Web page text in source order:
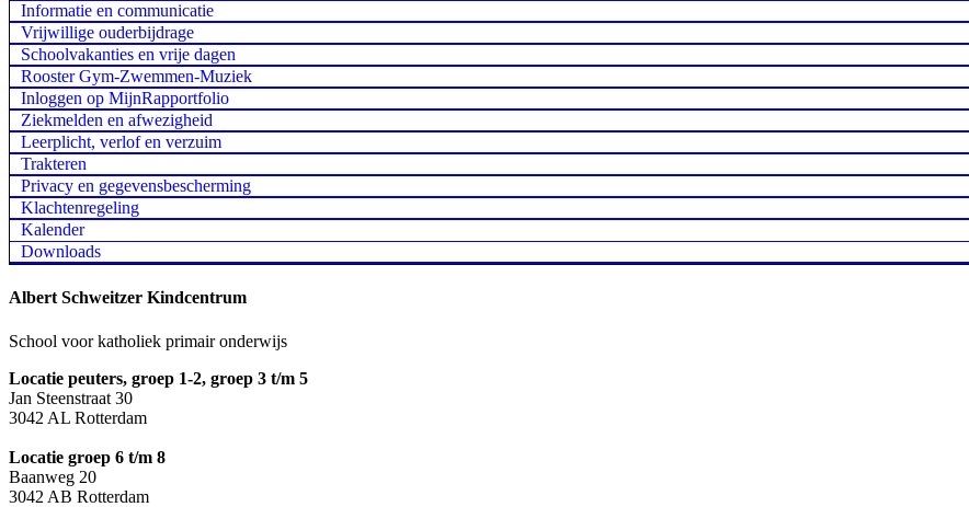
Informatie en communicatie
Vrijwillige ouderbijdrage
Schoolvakanties en vrije dagen
Rooster Gym-Zwemmen-Muziek
Inloggen op MijnRapportfolio
Ziekmelden en afwezigheid
Leerplicht, verlof en verzuim
Trakteren
Privacy en gegevensbescherming
Klachtenregeling
Kalender
Downloads
Albert Schweitzer Kindcentrum
School voor katholiek primair onderwijs
Locatie peuters, groep 1-2, groep 3 t/m 5
Jan Steenstraat 30
3042 AL Rotterdam
Locatie groep 6 t/m 8
Baanweg 20
3042 AB Rotterdam